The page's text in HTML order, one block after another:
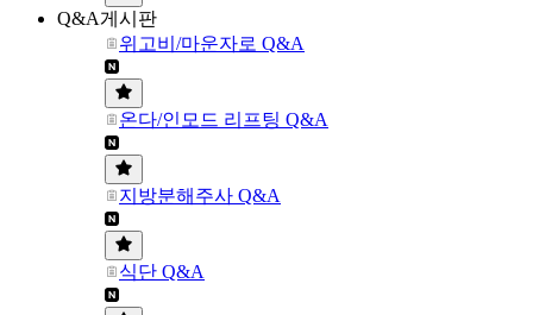
Q&A게시판
위고비/마운자로 Q&A
온다/인모드 리프팅 Q&A
지방분해주사 Q&A
식단 Q&A